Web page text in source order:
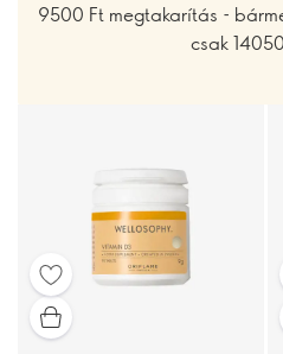
9500 Ft megtakarítás -
csak